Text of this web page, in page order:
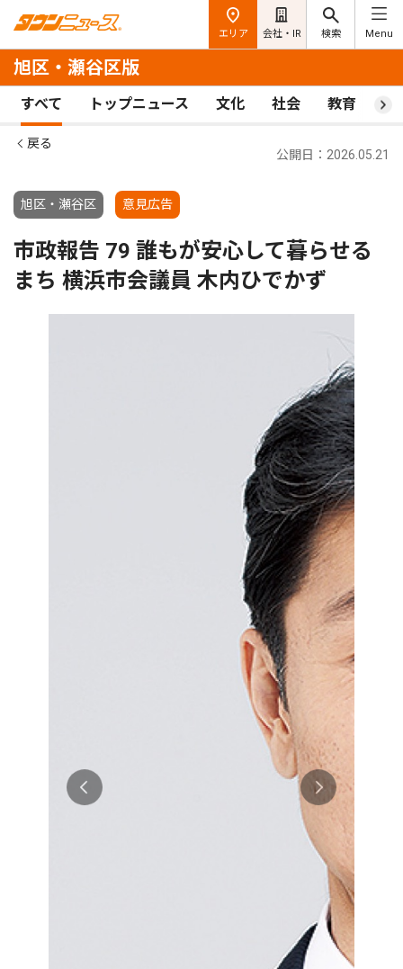
エリア 会社・IR 検索 Menu
旭区・瀬谷区版
すべて トップニュース 文化 社会 教育 ス
戻る
旭区・瀬谷区 意見広告
公開日：2026.05.21
市政報告 79 誰もが安心して暮らせる
まち 横浜市会議員 木内ひでかず